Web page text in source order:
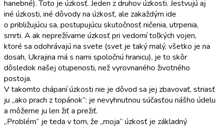
hanebné). Toto je úzkosť. Jeden z druhov úzkosti. Jestvujú aj
iné úzkosti, iné dôvody na úzkosť, ale zakaždým ide
o približujúcu sa, postupujúcu skutočnosť ničenia, utrpenia,
smrti. A ak neprežívame úzkosť pri vedomí toľkých vojen,
ktoré sa odohrávajú na svete (svet je taký malý, všetko je na
dosah, Ukrajina má s nami spoločnú hranicu), je to skôr
dôsledok našej otupenosti, než vyrovnaného životného
postoja.
V takomto chápaní úzkosti nie je dôvod sa jej zbavovať, striasť
ju „ako prach z topánok“: je nevyhnutnou súčasťou nášho údelu
a môžeme ju len žiť a prežiť.
„Problém“ je teda v tom, že „moja“ úzkosť je základný